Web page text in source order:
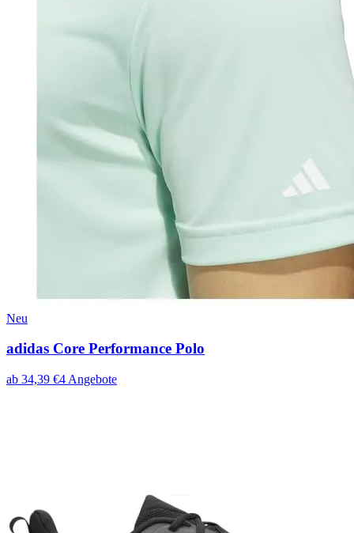
Neu
adidas Core Performance Polo
ab 34,39 €4 Angebote